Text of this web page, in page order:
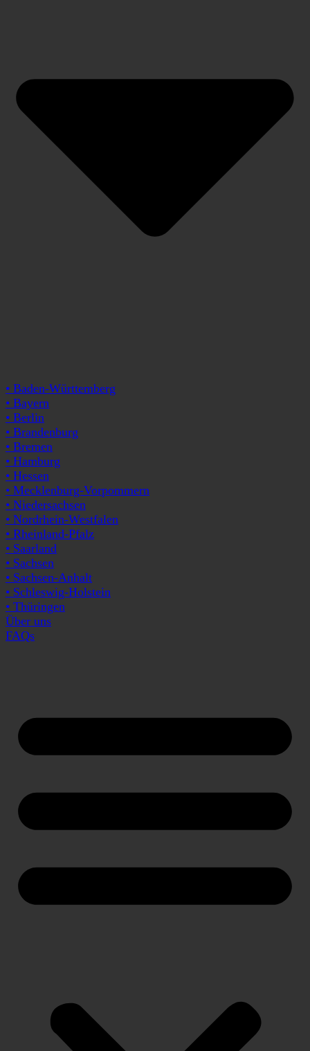
• Baden-Württemberg
• Bayern
• Berlin
• Brandenburg
• Bremen
• Hamburg
• Hessen
• Mecklenburg-Vorpommern
• Niedersachsen
• Nordrhein-Westfalen
• Rheinland-Pfalz
• Saarland
• Sachsen
• Sachsen-Anhalt
• Schleswig-Holstein
• Thüringen
Über uns
FAQs